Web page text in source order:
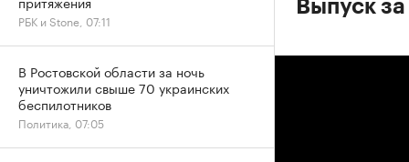
Выпуск
РБК и Stone, 07:11
В Ростовской области за ночь
уничтожили свыше 70 украинских
беспилотников
Политика, 07:05